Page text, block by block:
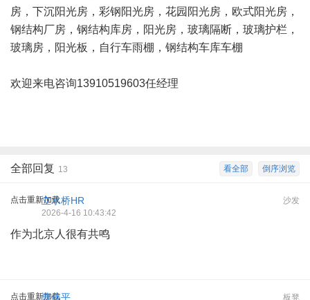
房，下沉阳光房，彩钢阳光房，花园阳光房，欧式阳光房，
钢结构厂房，钢结构库房，阳光房，玻璃隔断，玻璃护栏，
玻璃房，阳光板，自行车雨棚，钢结构车库车棚
欢迎来电咨询13910519603任经理
倒序浏览
看全部
全部回复 13
点击重新加载 沙发
立水桥HR
2026-4-16 10:43:42
作为北京人很有共鸣
点击重新加载 板凳
曹伟平